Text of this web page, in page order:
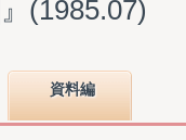
(1985.07)
資料編